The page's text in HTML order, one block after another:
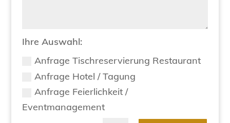
Ihre Auswahl:
Anfrage Tischreservierung Restaurant
Anfrage Hotel / Tagung
Anfrage Feierlichkeit /
Eventmanagement